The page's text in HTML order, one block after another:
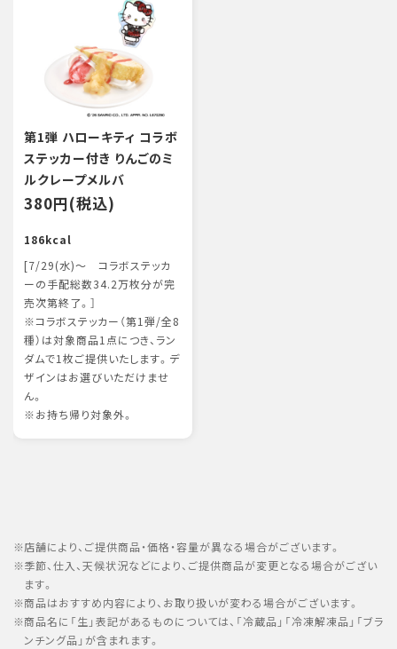
第1弾 ハローキティ コラボ
ステッカー付き りんごのミ
ルクレープメルバ
380円(税込)
186kcal
[7/29(水)～ コラボステッカ
ーの手配総数34.2万枚分が完
売次第終了。］
※コラボステッカー（第1弾/全8
種）は対象商品1点につき、ラン
ダムで1枚ご提供いたします。デ
ザインはお選びいただけませ
ん。
※お持ち帰り対象外。
店舗により、ご提供商品・価格・容量が異なる場合がございます。
季節、仕入、天候状況などにより、ご提供商品が変更となる場合がござい
ます。
商品はおすすめ内容により、お取り扱いが変わる場合がございます。
商品名に「生」表記があるものについては、「冷蔵品」「冷凍解凍品」「ブラ
ンチング品」が含まれます。